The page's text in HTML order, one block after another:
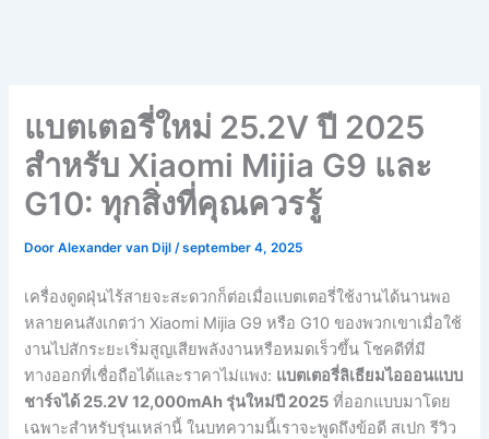
แบตเตอรี่ใหม่ 25.2V ปี 2025
สำหรับ Xiaomi Mijia G9 และ
G10: ทุกสิ่งที่คุณควรรู้
DoorAlexander van Dijl/september 4, 2025
เครื่องดูดฝุ่นไร้สายจะสะดวกก็ต่อเมื่อแบตเตอรี่ใช้งานได้นานพอ
หลายคนสังเกตว่า Xiaomi Mijia G9 หรือ G10 ของพวกเขาเมื่อใช้
งานไปสักระยะเริ่มสูญเสียพลังงานหรือหมดเร็วขึ้น โชคดีที่มี
ทางออกที่เชื่อถือได้และราคาไม่แพง: แบตเตอรี่ลิเธียมไอออนแบบ
ชาร์จได้ 25.2V 12,000mAh รุ่นใหม่ปี 2025 ที่ออกแบบมาโดย
เฉพาะสำหรับรุ่นเหล่านี้ ในบทความนี้เราจะพูดถึงข้อดี สเปก รีวิว